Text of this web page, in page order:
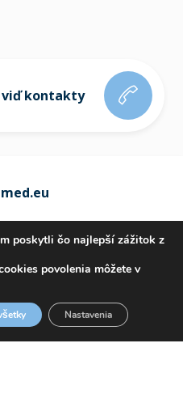
viď kontakty
KÓDEX
poskytli čo najlepší zážitok z
povolenia môžete v
Nastavenia